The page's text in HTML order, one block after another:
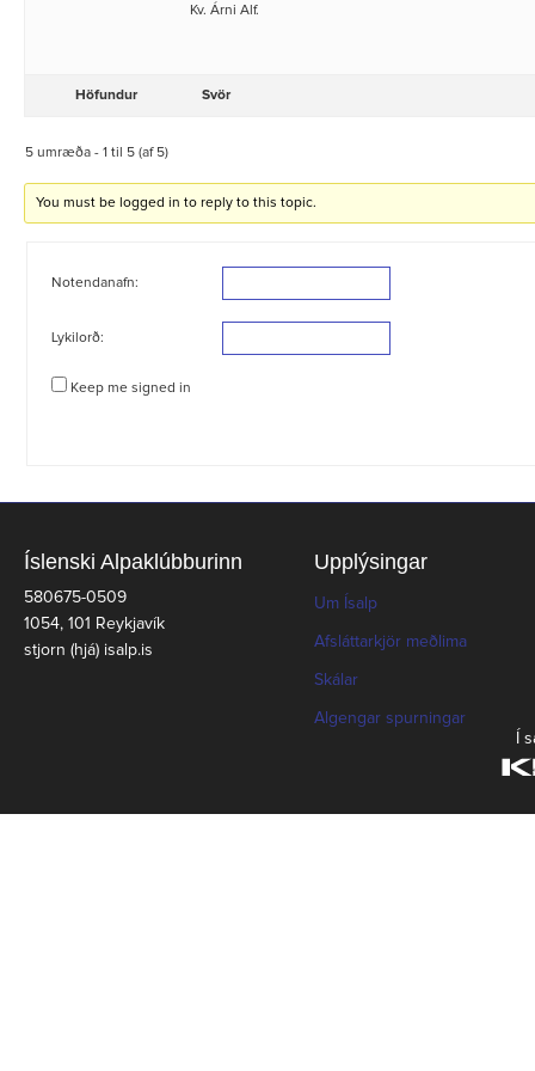
Kv. Árni Alf.
Höfundur Svör
5 umræða - 1 til 5 (af 5)
You must be logged in to reply to this topic.
Notendanafn:
Lykilorð:
Keep me signed in
Íslenski Alpaklúbburinn
580675-0509
1054, 101 Reykjavík
stjorn (hjá) isalp.is
Upplýsingar
Um Ísalp
Afsláttarkjör meðlima
Skálar
Algengar spurningar
Í